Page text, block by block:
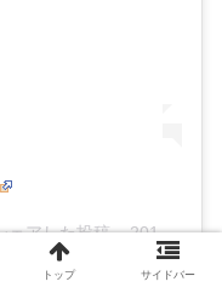
ェアした投稿 –2017年 7月月7日午前3時04分PDT
トップ サイドバー